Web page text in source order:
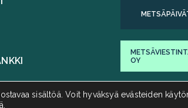
OY
sisältöä. Voit hyväksyä evästeiden